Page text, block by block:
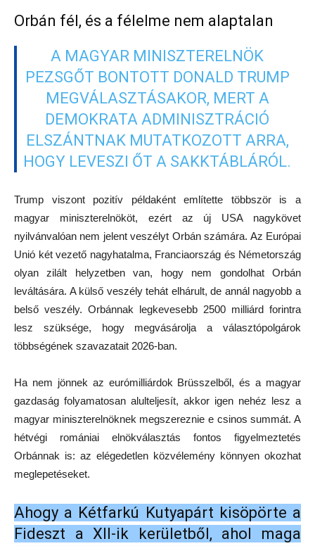
Orbán fél, és a félelme nem alaptalan
A MAGYAR MINISZTERELNÖK
PEZSGŐT BONTOTT DONALD TRUMP
MEGVÁLASZTÁSAKOR, MERT A
DEMOKRATA ADMINISZTRÁCIÓ
ELSZÁNTNAK MUTATKOZOTT ARRA,
HOGY LEVESZI ŐT A SAKKTÁBLÁRÓL.
Trump viszont pozitív példaként említette többször is a
magyar miniszterelnököt, ezért az új USA nagykövet
nyilvánvalóan nem jelent veszélyt Orbán számára. Az Európai
Unió két vezető nagyhatalma, Franciaország és Németország
olyan zilált helyzetben van, hogy nem gondolhat Orbán
leváltására. A külső veszély tehát elhárult, de annál nagyobb a
belső veszély. Orbánnak legkevesebb 2500 milliárd forintra
lesz szüksége, hogy megvásárolja a választópolgárok
többségének szavazatait 2026-ban.
Ha nem jönnek az eurómilliárdok Brüsszelből, és a magyar
gazdaság folyamatosan alulteljesít, akkor igen nehéz lesz a
magyar miniszterelnöknek megszereznie e csinos summát. A
hétvégi romániai elnökválasztás fontos figyelmeztetés
Orbánnak is: az elégedetlen közvélemény könnyen okozhat
meglepetéseket.
Ahogy a Kétfarkú Kutyapárt kisöpörte a
Fideszt a XII-ik kerületből, ahol maga